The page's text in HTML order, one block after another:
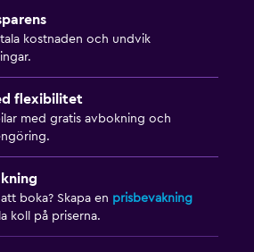
kostnaden och undvik
flexibilitet
med gratis avbokning och
boka? Skapa en prisbevakning
koll på priserna.